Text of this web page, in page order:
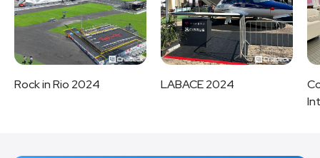
Rock in Rio 2024 LABACE 2024